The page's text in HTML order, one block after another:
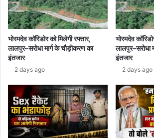
बेहतर…
भोरमदेव कॉरिडोर को मिलेगी रफ्तार,
लालपुर–सरोधा मार्ग के चौड़ीकरण का
इंतजार
2 days ago
भोरमदेव
लालपुर–सरोधा
इंतजार
2 days ago